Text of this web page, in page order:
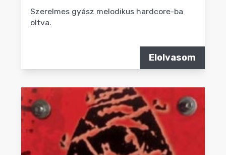
Szerelmes gyász melodikus hardcore-ba
oltva.
Elolvasom